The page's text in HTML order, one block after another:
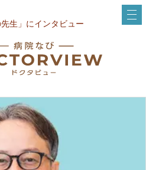
生」にインタビュー